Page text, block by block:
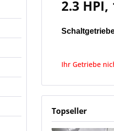
2.3 HPI,
Ihr Getriebe
Topseller